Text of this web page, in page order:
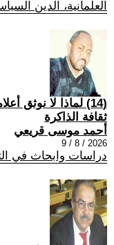
العلمانية، الدين
(14) لماذا لا نوثق
ثقافة الذاكرة
أحمد موسى قريعي
2026 / 8 / 9
دراسات وابحاث في